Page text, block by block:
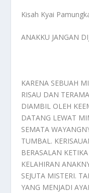
Kisah Kyai
ANAKKU JANGAN
KARENA SEBUAH
RISAU DAN
DIAMBIL OLEH
DATANG LEWAT
SEMATA
TUMBAL.
BERASALAN
KELAHIRAN
SEJUTA MISTERI.
YANG MENJADI